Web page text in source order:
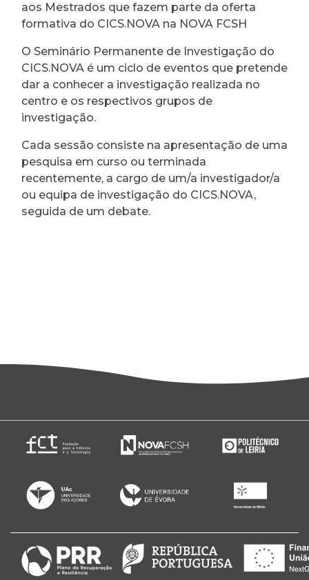
aos Mestrados que fazem parte da oferta
formativa do CICS.NOVA na NOVA FCSH
O Seminário Permanente de Investigação do
CICS.NOVA é um ciclo de eventos que pretende
dar a conhecer a investigação realizada no
centro e os respectivos grupos de
investigação.
Cada sessão consiste na apresentação de uma
pesquisa em curso ou terminada
recentemente, a cargo de um/a investigador/a
ou equipa de investigação do CICS.NOVA,
seguida de um debate.